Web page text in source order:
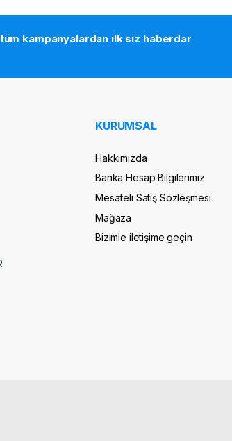
tüm kampanyalardan ilk siz haberdar
KURUMSAL
Hakkımızda
Banka Hesap Bilgilerimiz
Mesafeli Satış Sözleşmesi
Mağaza
Bizimle iletişime geçin